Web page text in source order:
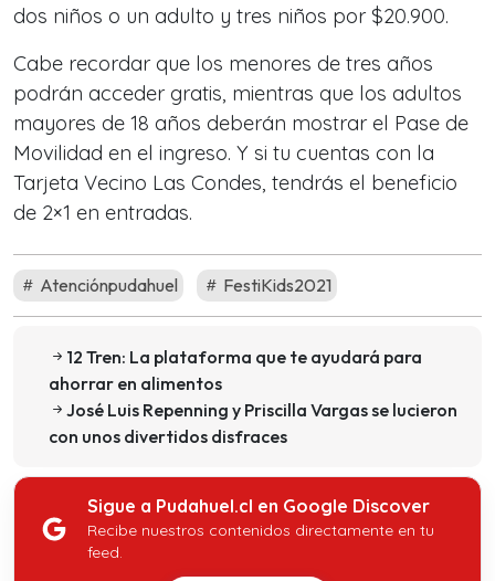
dos niños o un adulto y tres niños por $20.900.
Cabe recordar que los menores de tres años
podrán acceder gratis, mientras que los adultos
mayores de 18 años deberán mostrar el Pase de
Movilidad en el ingreso. Y si tu cuentas con la
Tarjeta Vecino Las Condes, tendrás el beneficio
de 2×1 en entradas.
Atenciónpudahuel FestiKids2021
12 Tren: La plataforma que te ayudará para
ahorrar en alimentos
José Luis Repenning y Priscilla Vargas se lucieron
con unos divertidos disfraces
Sigue a Pudahuel.cl en Google Discover
Recibe nuestros contenidos directamente en tu
feed.